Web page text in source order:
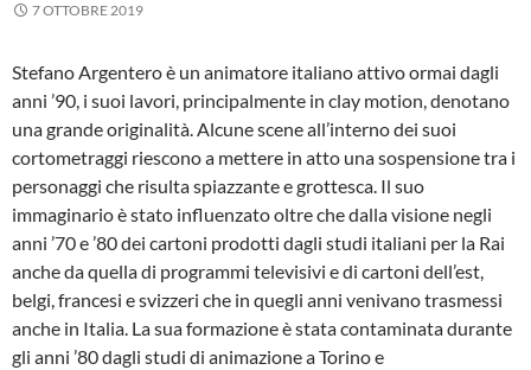
7 OTTOBRE 2019
Stefano Argentero è un animatore italiano attivo ormai dagli
anni ’90, i suoi lavori, principalmente in clay motion, denotano
una grande originalità. Alcune scene all’interno dei suoi
cortometraggi riescono a mettere in atto una sospensione tra i
personaggi che risulta spiazzante e grottesca. Il suo
immaginario è stato influenzato oltre che dalla visione negli
anni ’70 e ’80 dei cartoni prodotti dagli studi italiani per la Rai
anche da quella di programmi televisivi e di cartoni dell’est,
belgi, francesi e svizzeri che in quegli anni venivano trasmessi
anche in Italia. La sua formazione è stata contaminata durante
gli anni ’80 dagli studi di animazione a Torino e